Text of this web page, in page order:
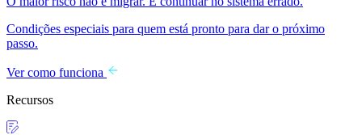
Condições especiais para quem está pronto para dar o próximo
passo.
Ver como funciona
Recursos